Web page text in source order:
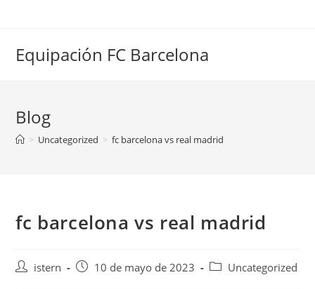
Equipación FC Barcelona
Blog
> Uncategorized > fc barcelona vs real madrid
fc barcelona vs real madrid
Autoristern
Publicación
10 de mayo de 2023
Categoría
Uncategorized